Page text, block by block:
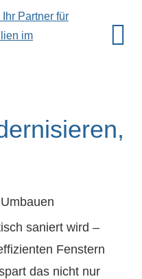
saniert wird –
Fenstern
das nicht nur